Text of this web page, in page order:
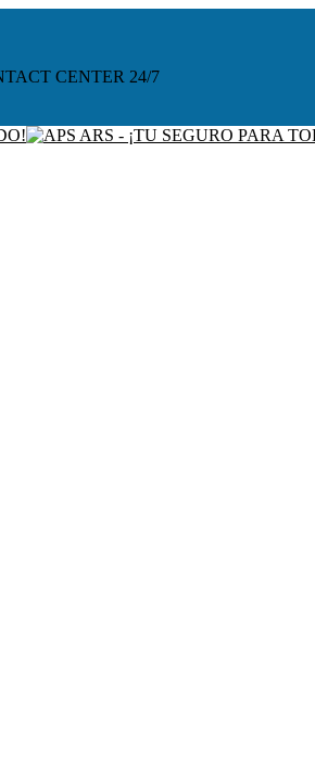
CENTER 24/7